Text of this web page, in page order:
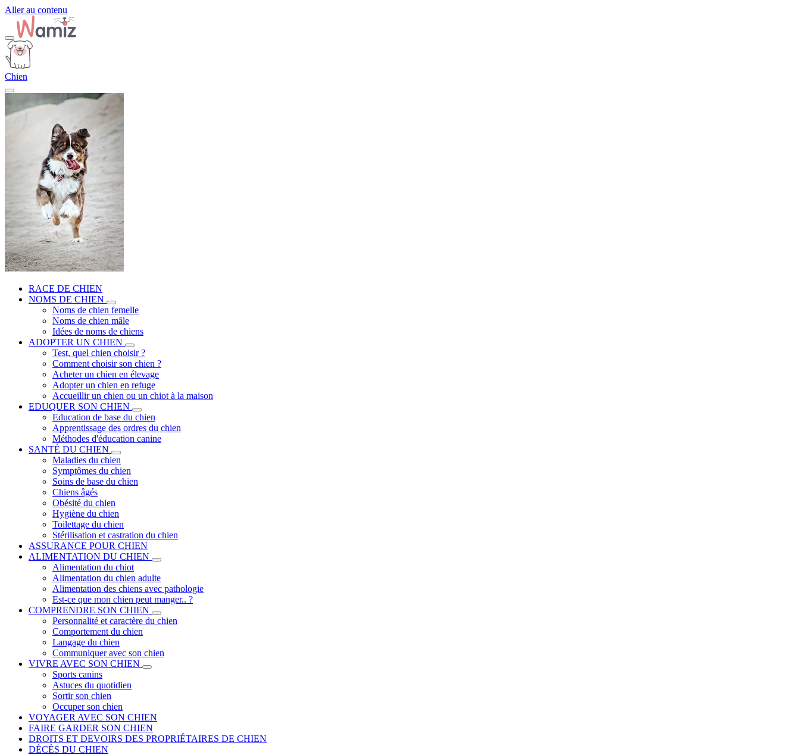
Aller au contenu
Chien
RACE DE CHIEN
NOMS DE CHIEN
Noms de chien femelle
Noms de chien mâle
Idées de noms de chiens
ADOPTER UN CHIEN
Test, quel chien choisir ?
Comment choisir son chien ?
Acheter un chien en élevage
Adopter un chien en refuge
Accueillir un chien ou un chiot à la maison
EDUQUER SON CHIEN
Education de base du chien
Apprentissage des ordres du chien
Méthodes d'éducation canine
SANTÉ DU CHIEN
Maladies du chien
Symptômes du chien
Soins de base du chien
Chiens âgés
Obésité du chien
Hygiène du chien
Toilettage du chien
Stérilisation et castration du chien
ASSURANCE POUR CHIEN
ALIMENTATION DU CHIEN
Alimentation du chiot
Alimentation du chien adulte
Alimentation des chiens avec pathologie
Est-ce que mon chien peut manger.. ?
COMPRENDRE SON CHIEN
Personnalité et caractère du chien
Comportement du chien
Langage du chien
Communiquer avec son chien
VIVRE AVEC SON CHIEN
Sports canins
Astuces du quotidien
Sortir son chien
Occuper son chien
VOYAGER AVEC SON CHIEN
FAIRE GARDER SON CHIEN
DROITS ET DEVOIRS DES PROPRIÉTAIRES DE CHIEN
DÉCÈS DU CHIEN